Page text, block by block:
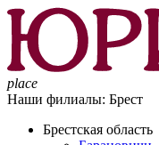
place
Наши филиалы: Брест
Брестская область